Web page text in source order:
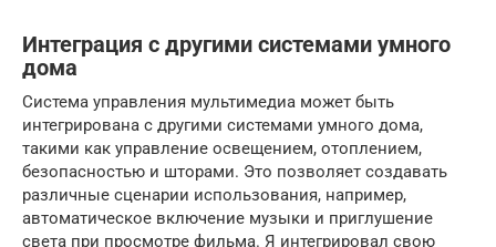
Интеграция с другими системами умного
дома
Система управления мультимедиа может быть
интегрирована с другими системами умного дома,
такими как управление освещением, отоплением,
безопасностью и шторами. Это позволяет создавать
различные сценарии использования, например,
автоматическое включение музыки и приглушение
света при просмотре фильма. Я интегрировал свою